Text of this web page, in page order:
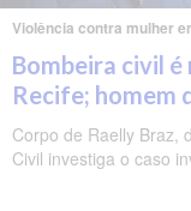
Violência contra mulher
Bombeira civil
Recife; homem
Corpo de Raelly Braz,
Civil investiga o caso